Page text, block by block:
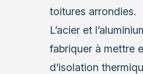
toitures arrondies.
L’acier et
fabriquer à mettre
d’isolation